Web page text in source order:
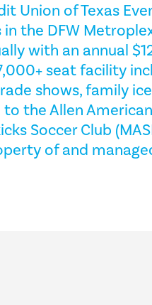
Union of Texas
the DFW
with an annual
seat facility
shows, family ice
the Allen
Soccer Club
of and